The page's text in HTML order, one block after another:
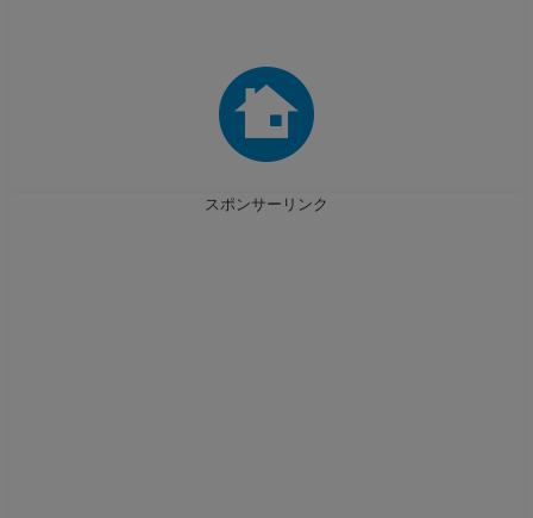
スポンサーリンク